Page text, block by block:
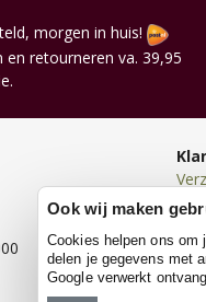
morgen in huis!
en retourneren va. 39,95
Ook wij maken
Cookies helpen ons om
delen je gegevens met
Google verwerkt